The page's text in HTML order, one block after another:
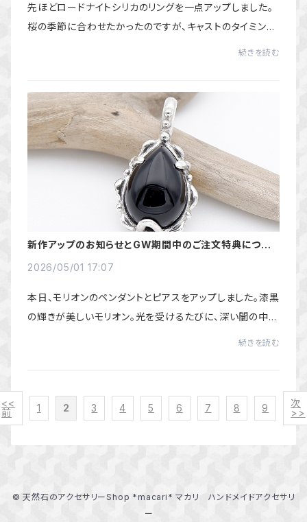
先ほどロードナイトシリカのリングを一点アップしました。
桜の季節に合わせたかったのですが、キャストのタイミング
続きを読む
新作アップのお知らせとGW期間中のご注文特典につい
2026/05/01 17:07
本日、モリオンのペンダントとピアスをアップしました。漆黒
の輝きが美しいモリオン。光を受けるたびに、深い闇の中に
続きを読む
<<
前
1 2 3 4 5 6 7 8 9
次
>>
© 天然石のアクセサリーShop *macari* マカリ ハンドメイドアクセサリ
ー